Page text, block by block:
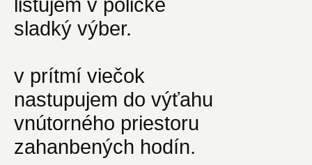
sladký výber.
v prítmí viečok
nastupujem do výťahu
vnútorného priestoru
zahanbených hodín.